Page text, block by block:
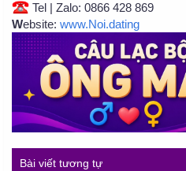
Tel | Zalo: 0866 428 869
Website: www.Noi.dating
Bài viết tương tự